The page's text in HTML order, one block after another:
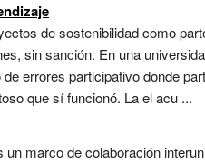
de sostenibilidad como
sin sanción. En una
errores participativo donde
que sí funcionó. La el acu ...
un marco de colaboración